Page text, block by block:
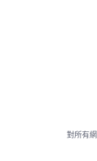
對所有